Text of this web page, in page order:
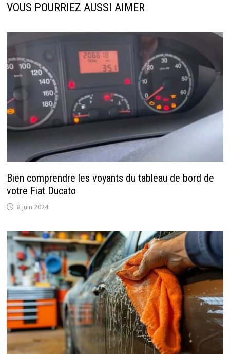
VOUS POURRIEZ AUSSI AIMER
Bien comprendre les voyants du tableau de bord de
votre Fiat Ducato
8 juin 2024